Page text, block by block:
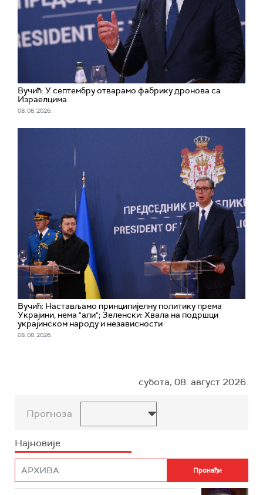
Вучић: У септембру отварамо фабрику дронова са
Израелцима
08. 08. 2026.
Вучић: Настављамо принципијелну политику према
Украјини, нема "али"; Зеленски: Хвала на подршци
украјинском народу и независности
08. 08. 2026.
субота, 08. август 2026.
Прогноза
Најновије